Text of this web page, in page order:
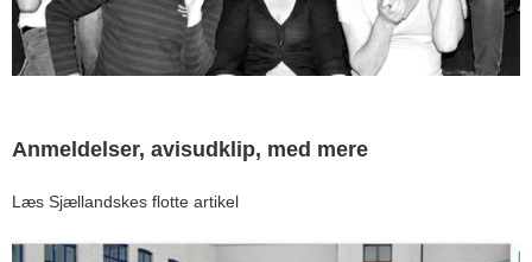
Anmeldelser, avisudklip, med mere
Læs Sjællandskes flotte artikel